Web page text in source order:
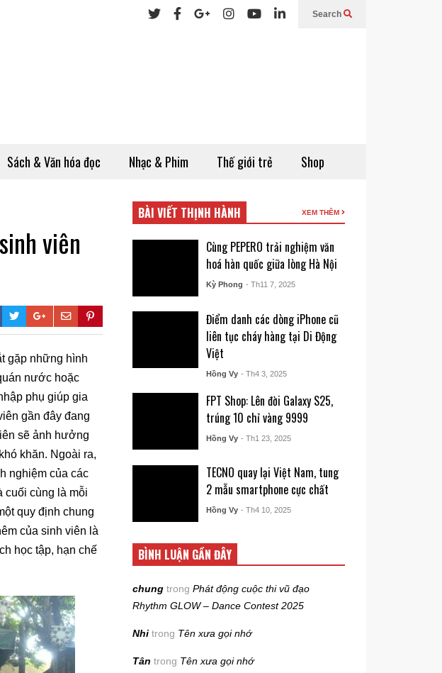
Search
Sách & Văn hóa đọc Nhạc & Phim Thế giới trẻ Shop
viên
gặp những hình
nước hoặc
phụ giúp gia
gần đây đang
sẽ ảnh hưởng
khăn. Ngoài ra,
nghiệm của các
cuối cùng là mỗi
quy định chung
của sinh viên là
học tập, hạn chế
BÀI VIẾT THỊNH HÀNH XEM THÊM
Cùng PEPERO trải nghiệm văn
hoá hàn quốc giữa lòng Hà Nội
Kỳ Phong - Th11 7, 2025
Điểm danh các dòng iPhone cũ
liên tục cháy hàng tại Di Động
Việt
Hồng Vy - Th4 3, 2025
FPT Shop: Lên đời Galaxy S25,
trúng 10 chỉ vàng 9999
Hồng Vy - Th1 23, 2025
TECNO quay lại Việt Nam, tung
2 mẫu smartphone cực chất
Hồng Vy - Th4 10, 2025
BÌNH LUẬN GẦN ĐÂY
chung trongPhát động cuộc thi vũ đạo
Rhythm GLOW – Dance Contest 2025
Nhi trong Tên xưa gọi nhớ
Tân trong Tên xưa gọi nhớ